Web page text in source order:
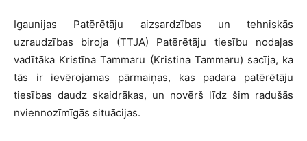
Igaunijas Patērētāju aizsardzības un tehniskās
uzraudzības biroja (TTJA) Patērētāju tiesību nodaļas
vadītāka Kristīna Tammaru (Kristina Tammaru) sacīja, ka
tās ir ievērojamas pārmaiņas, kas padara patērētāju
tiesības daudz skaidrākas, un novērš līdz šim radušās
nviennozīmīgās situācijas.